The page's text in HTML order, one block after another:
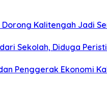
Kalitengah Jadi
Sekolah, Diduga
Penggerak Ekonomi